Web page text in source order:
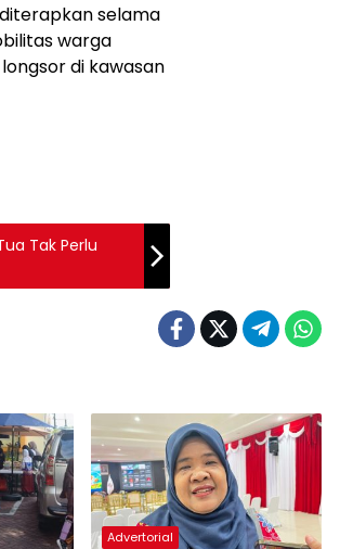
selama
warga
di kawasan
Tak Perlu
Advertorial